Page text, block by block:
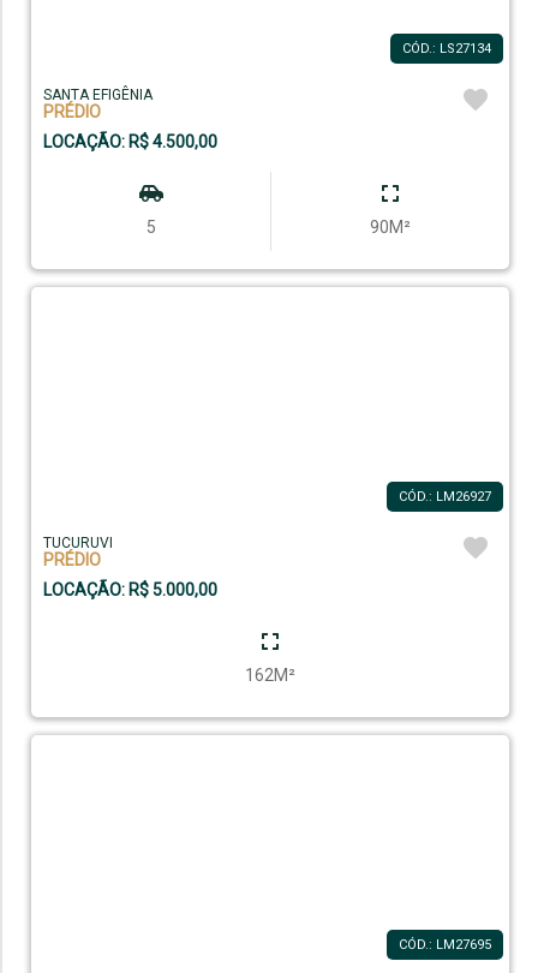
CÓD.: LS27134
SANTA EFIGÊNIA
PRÉDIO
LOCAÇÃO: R$ 4.500,00
5 90M²
CÓD.: LM26927
TUCURUVI
PRÉDIO
LOCAÇÃO: R$ 5.000,00
162M²
CÓD.: LM27695